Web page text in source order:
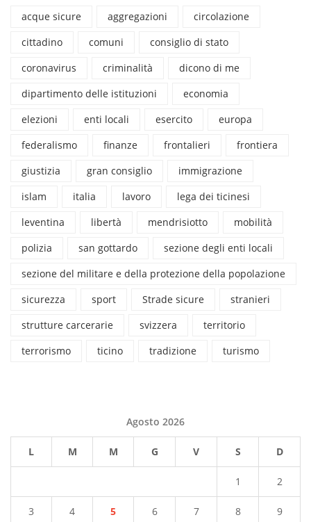
acque sicure aggregazioni
circolazione
cittadino
comuni
consiglio di stato
coronavirus
criminalità
dicono di me
dipartimento delle istituzioni
economia
elezioni
enti locali esercito
europa
federalismo
finanze frontalieri
frontiera
giustizia
gran consiglio
immigrazione
islam
italia lavoro
lega dei ticinesi
leventina
libertà mendrisiotto
mobilità
polizia
san gottardo
sezione degli enti locali
sezione del militare e della protezione della popolazione
sicurezza
sport Strade sicure
stranieri
strutture carcerarie
svizzera
territorio
terrorismo
ticino tradizione turismo
Agosto 2026
L M M G V S D
1 2
3 4 5 6 7 8 9